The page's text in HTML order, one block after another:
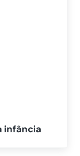
infância